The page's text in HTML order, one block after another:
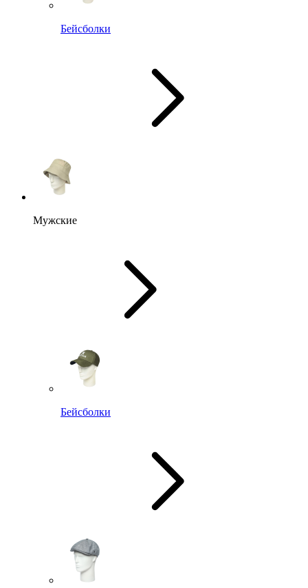
Бейсболки
Мужские
Бейсболки